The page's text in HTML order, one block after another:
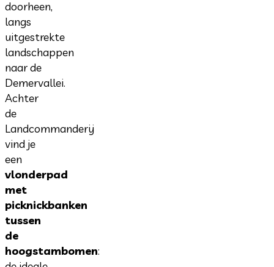
doorheen,
langs
uitgestrekte
landschappen
naar de
Demervallei.
Achter
de
Landcommanderij
vind je
een
vlonderpad
met
picknickbanken
tussen
de
hoogstambomen: